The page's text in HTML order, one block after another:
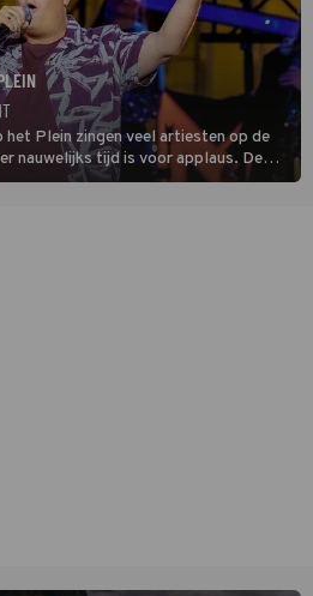
Plein zingen veel artiesten op de
nauwelijks tijd is voor applaus. De
Jannes, René Froger en